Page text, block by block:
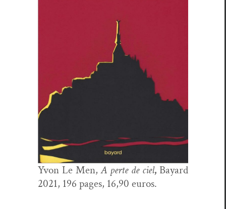
Yvon Le Men,A perte de ciel, Bayard
2021, 196 pages, 16,90 euros.